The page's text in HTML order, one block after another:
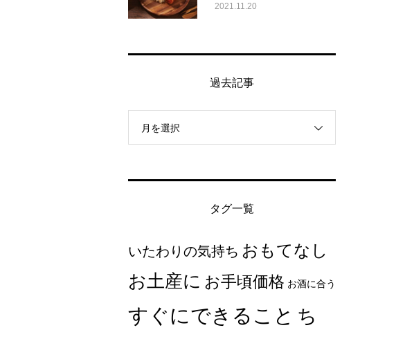
2021.11.20
過去記事
月を選択
タグ一覧
いたわりの気持ち おもてなし
お土産に お手頃価格 お酒に合う
すぐにできること ち